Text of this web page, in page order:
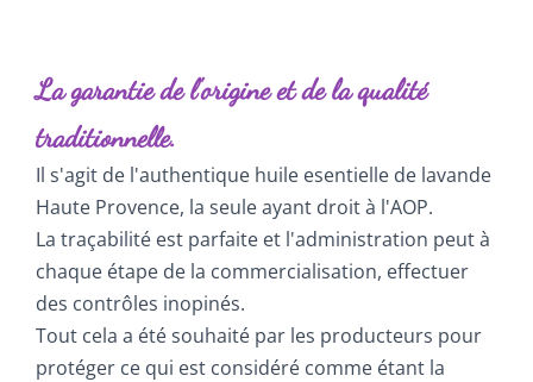
La garantie de l'origine et de la qualité
traditionnelle.
Il s'agit de l'authentique huile esentielle de lavande
Haute Provence, la seule ayant droit à l'AOP.
La traçabilité est parfaite et l'administration peut à
chaque étape de la commercialisation, effectuer
des contrôles inopinés.
Tout cela a été souhaité par les producteurs pour
protéger ce qui est considéré comme étant la